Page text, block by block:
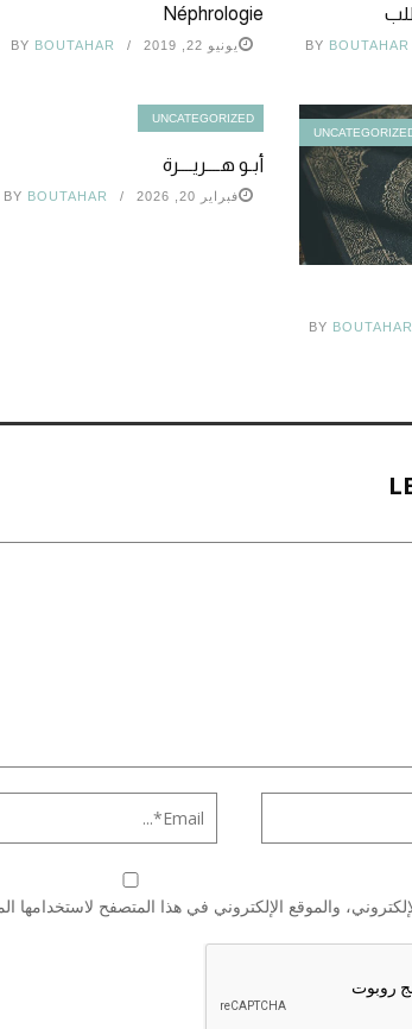
Néphrologie
يونيو 22, 2019 BY BOUTAHAR BY BOUTAHAR
UNCATEGORIZED
أبـو هــــريــــرة
فبراير 20, 2026 BY BOUTAHAR
BY BOUTAHAR
والموقع الإلكتروني في هذا المتصفح لاستخدامها